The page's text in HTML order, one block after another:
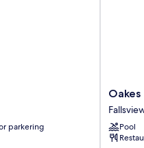
parkering
Oakes
Hotel
the
Falls
Pool